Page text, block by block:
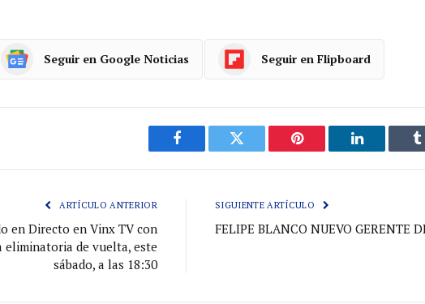
Seguir en Google Noticias Seguir en Flipboard
Facebook Gorjeo Pinterest LinkedIn
ARTÍCULO ANTERIOR
en Directo en Vinx TV con
eliminatoria de vuelta, este
sábado, a las 18:30
SIGUIENTE ARTÍCULO
FELIPE BLANCO NUEVO GERENTE